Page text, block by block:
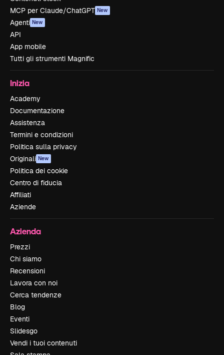
MCP per Claude/ChatGPT New
Agenti New
API
App mobile
Tutti gli strumenti Magnific
Inizia
Academy
Documentazione
Assistenza
Termini e condizioni
Politica sulla privacy
Originali New
Politica dei cookie
Centro di fiducia
Affiliati
Aziende
Azienda
Prezzi
Chi siamo
Recensioni
Lavora con noi
Cerca tendenze
Blog
Eventi
Slidesgo
Vendi i tuoi contenuti